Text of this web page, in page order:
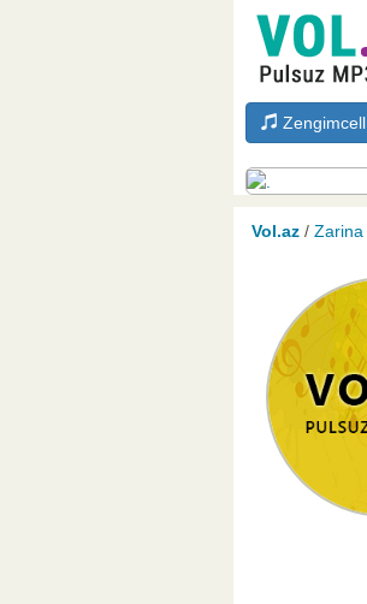
Zengimcell
Vol.az / Zarina